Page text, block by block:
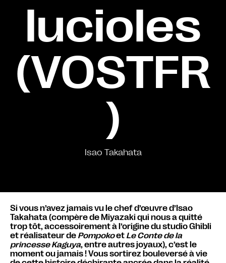
lucioles
(VOSTFR
)
Isao Takahata
Si vous n’avez jamais vu le chef d’œuvre d’Isao
Takahata (compère de Miyazaki qui nous a quitté
trop tôt, accessoirement à l’origine du studio Ghibli
et réalisateur de Pompokoet Le Conte de la
princesse Kaguya, entre autres joyaux), c’est le
moment ou jamais ! Vous sortirez bouleversé à vie